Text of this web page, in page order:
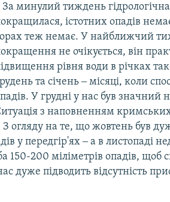
За минулий тиждень
істотних опадів
теж немає. У найближчий
не очікується, він
рівня води в річках
та січень ‒ місяці, коли
У грудні у нас був значний
з наповненням
огляду на те, що жовтень був
у передгір'ях ‒ а в листопаді
150-200 міліметрів опадів, щоб
дуже підводить відсутність